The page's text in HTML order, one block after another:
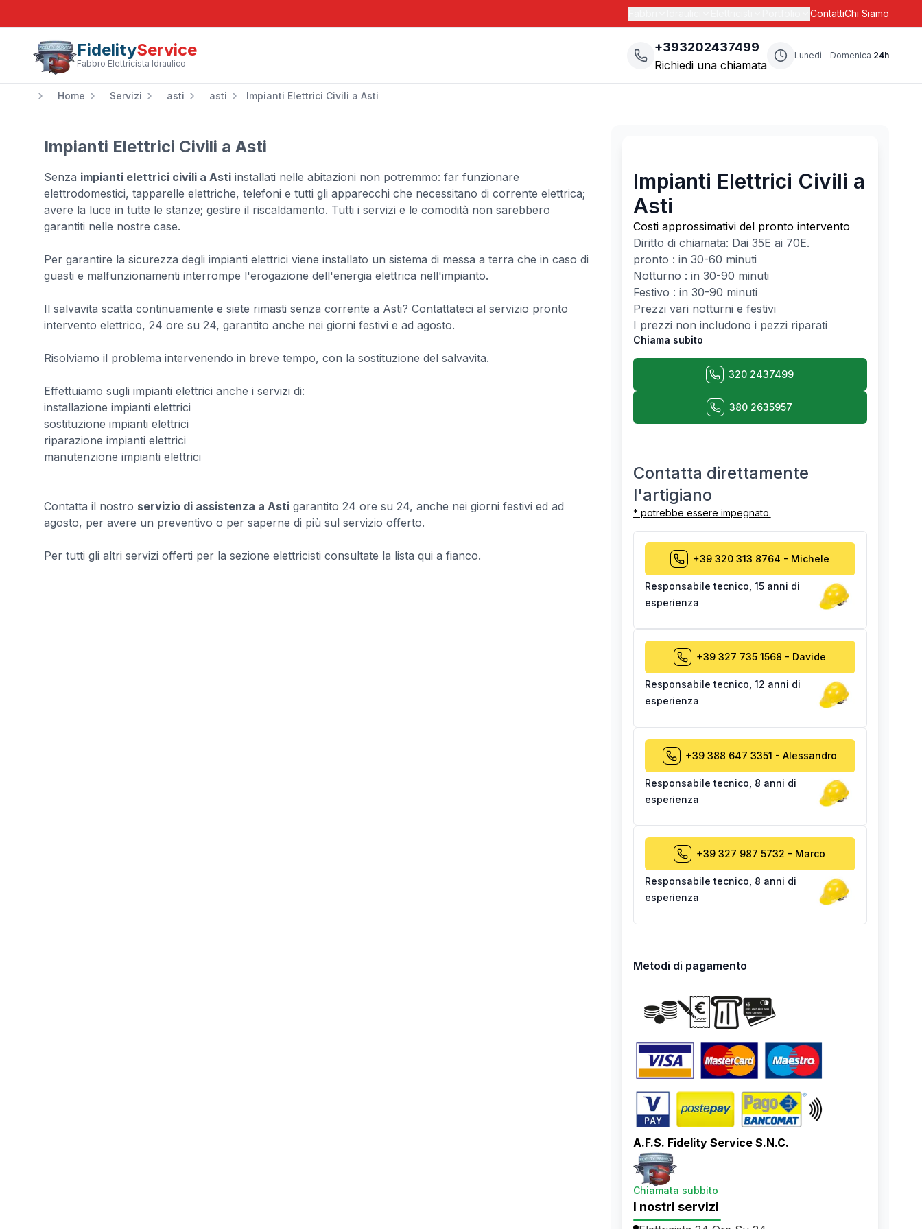
ContattiChi Siamo
FidelityService
Fabbro Elettricista Idraulico
+393202437499
Richiedi una chiamata
Lunedì – Domenica 24h
Home Servizi asti asti Impianti Elettrici Civili a Asti
Impianti Elettrici Civili a Asti
Senza impianti elettrici civili a Asti installati nelle abitazioni non potremmo: far funzionare
elettrodomestici, tapparelle elettriche, telefoni e tutti gli apparecchi che necessitano di corrente elettrica;
avere la luce in tutte le stanze; gestire il riscaldamento. Tutti i servizi e le comodità non sarebbero
garantiti nelle nostre case.
Per garantire la sicurezza degli impianti elettrici viene installato un sistema di messa a terra che in caso di
guasti e malfunzionamenti interrompe l'erogazione dell'energia elettrica nell'impianto.
Il salvavita scatta continuamente e siete rimasti senza corrente a Asti? Contattateci al servizio pronto
intervento elettrico, 24 ore su 24, garantito anche nei giorni festivi e ad agosto.
Risolviamo il problema intervenendo in breve tempo, con la sostituzione del salvavita.
Effettuiamo sugli impianti elettrici anche i servizi di:
installazione impianti elettrici
sostituzione impianti elettrici
riparazione impianti elettrici
manutenzione impianti elettrici
Contatta il nostro servizio di assistenza a Asti garantito 24 ore su 24, anche nei giorni festivi ed ad
agosto, per avere un preventivo o per saperne di più sul servizio offerto.
Per tutti gli altri servizi offerti per la sezione elettricisti consultate la lista qui a fianco.
Impianti Elettrici Civili a
Asti
Costi approssimativi del pronto intervento
Diritto di chiamata: Dai 35E ai 70E.
pronto : in 30-60 minuti
Notturno : in 30-90 minuti
Festivo : in 30-90 minuti
Prezzi vari notturni e festivi
I prezzi non includono i pezzi riparati
Chiama subito
320 2437499
380 2635957
Contatta direttamente
l'artigiano
* potrebbe essere impegnato.
+39 320 313 8764 - Michele
Responsabile tecnico 15 anni di
esperienza
+39 327 735 1568 - Davide
Responsabile tecnico 12 anni di
esperienza
+39 388 647 3351 - Alessandro
Responsabile tecnico 8 anni di
esperienza
+39 327 987 5732 - Marco
Responsabile tecnico 8 anni di
esperienza
Metodi di pagamento
A.F.S. Fidelity Service S.N.C.
Chiamata subbito
I nostri servizi